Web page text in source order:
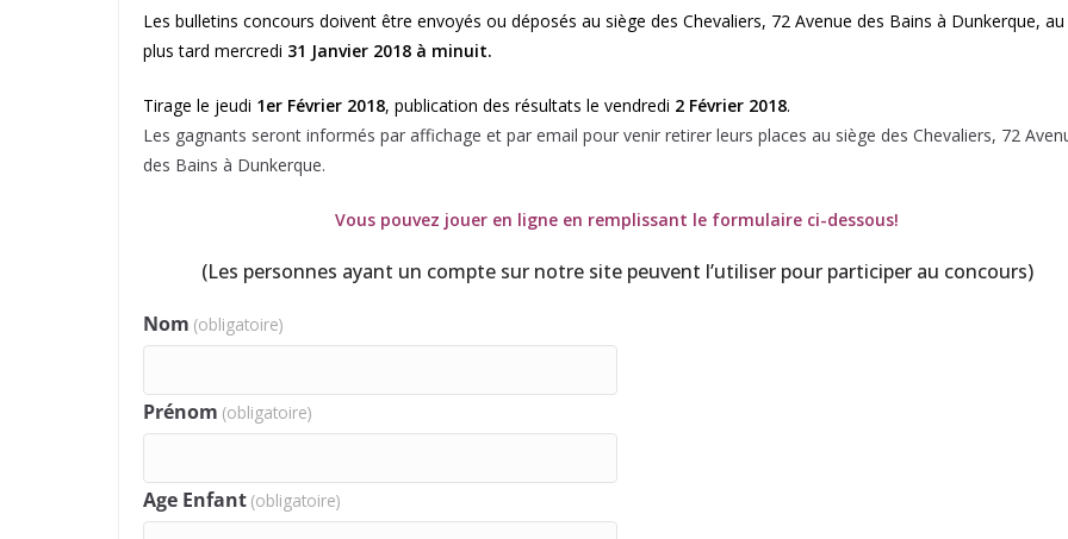
Les bulletins concours doivent être envoyés ou déposés au siège des Chevaliers, 72 Avenue des Bains à Dunkerque, au
plus tard mercredi 31 Janvier 2018 à minuit.
Tirage le jeudi 1er Février 2018, publication des résultats le vendredi 2 Février 2018.
Les gagnants seront informés par affichage et par email pour venir retirer leurs places au siège des Chevaliers, 72
des Bains à Dunkerque.
Vous pouvez jouer en ligne en remplissant le formulaire ci-dessous!
(Les personnes ayant un compte sur notre site peuvent l’utiliser pour participer au concours)
Nom (obligatoire)
Prénom (obligatoire)
Age Enfant (obligatoire)